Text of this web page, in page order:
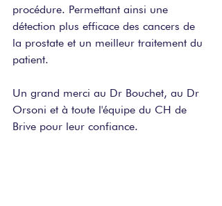
procédure. Permettant ainsi une
détection plus efficace des cancers de
la prostate et un meilleur traitement du
patient.
Un grand merci au Dr Bouchet, au Dr
Orsoni et à toute l'équipe du CH de
Brive pour leur confiance.